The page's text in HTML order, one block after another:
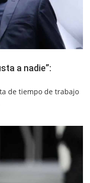
a nadie”:
de tiempo de trabajo